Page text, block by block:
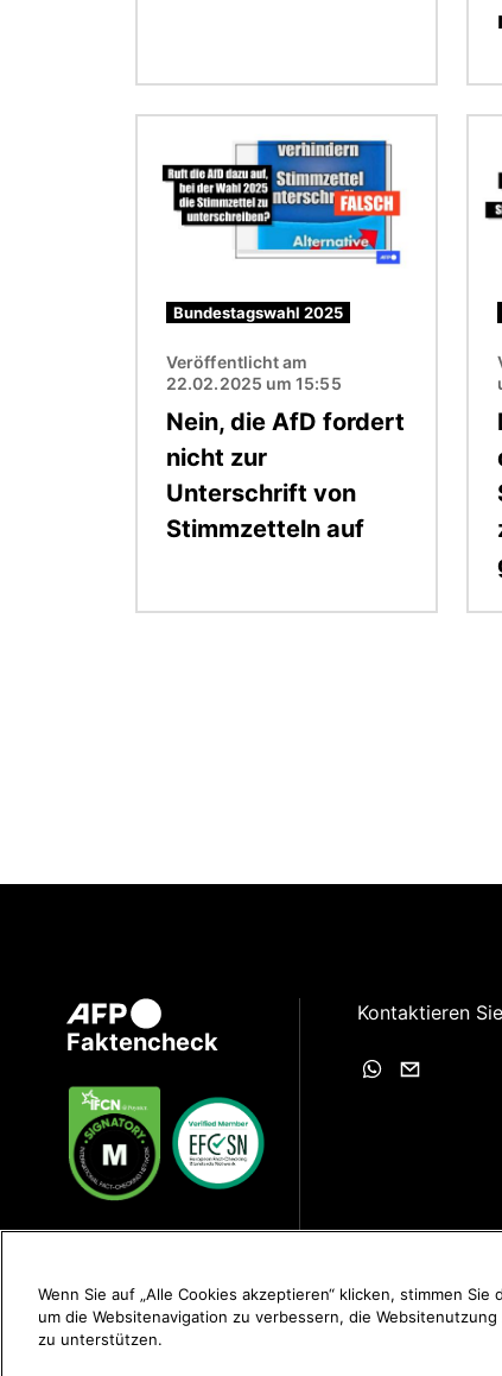
Bundestagswahl 2025
Veröffentlicht am
22.02.2025 um 15:55
Nein, die AfD fordert
nicht zur
Unterschrift von
Stimmzetteln auf
Faktencheck
Kontaktieren
Wenn Sie auf „Alle Cookies akzeptieren“ klicken, stimmen
um die Websitenavigation zu verbessern, die
zu unterstützen.